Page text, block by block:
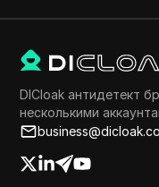
DICloak антидетект
несколькими